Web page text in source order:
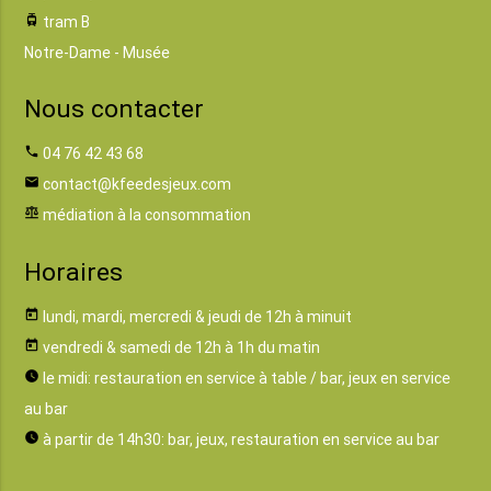
tram tram B
Notre-Dame - Musée
Nous contacter
phone 04 76 42 43 68
email contact@kfeedesjeux.com
balance médiation à la consommation
Horaires
today lundi, mardi, mercredi & jeudi de 12h à minuit
today vendredi & samedi de 12h à 1h du matin
watch_later le midi: restauration en service à table / bar, jeux en service
au bar
watch_later à partir de 14h30: bar, jeux, restauration en service au bar